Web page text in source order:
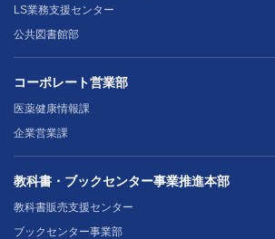
LS業務支援センター
公共図書館部
コーポレート営業部
医薬健康情報課
企業営業課
教科書・ブックセンター事業推進本部
教科書販売支援センター
ブックセンター事業部